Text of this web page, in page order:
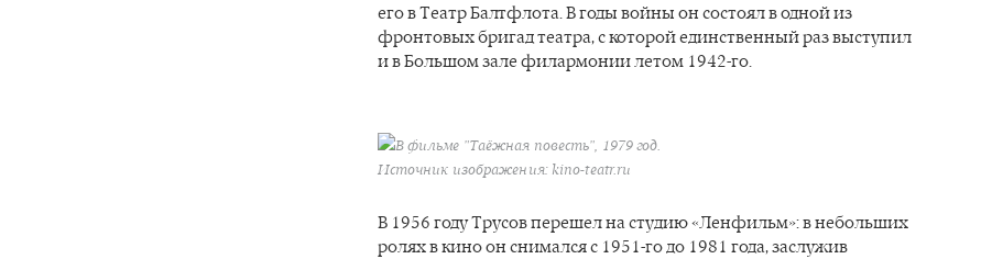
его в Театр Балтфлота. В годы войны он состоял в одной из
фронтовых бригад театра, с которой единственный раз выступил
и в Большом зале филармонии летом 1942-го.
В фильме "Таёжная повесть", 1979 год.
Источник изображения: kino-teatr.ru
В 1956 году Трусов перешел на студию «Ленфильм»: в небольших
ролях в кино он снимался с 1951-го до 1981 года, заслужив